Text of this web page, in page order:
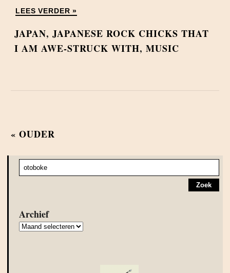
LEES VERDER »
JAPAN, JAPANESE ROCK CHICKS THAT
I AM AWE-STRUCK WITH, MUSIC
« OUDER
Archief
Archief